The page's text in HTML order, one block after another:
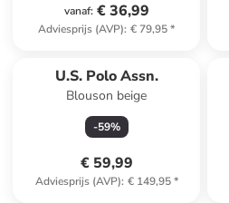
vanaf: € 36,99
Adviesprijs (AVP): € 79,95*
U.S. Polo Assn.
Blouson beige
-59%
€ 59,99
Adviesprijs (AVP): € 149,95*